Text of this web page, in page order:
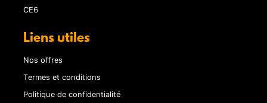
CE6
Liens utiles
Nos offres
Termes et conditions
Politique de confidentialité